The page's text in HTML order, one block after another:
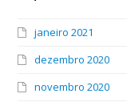
janeiro 2021
dezembro 2020
novembro 2020